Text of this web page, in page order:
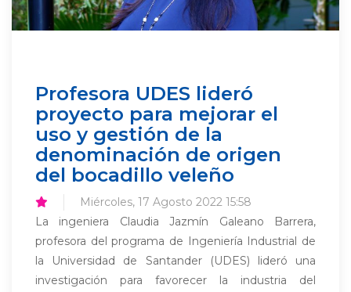
Profesora UDES lideró
proyecto para mejorar el
uso y gestión de la
denominación de origen
del bocadillo veleño
Miércoles, 17 Agosto 2022 15:58
La ingeniera Claudia Jazmín Galeano Barrera,
profesora del programa de Ingeniería Industrial de
la Universidad de Santander (UDES) lideró una
investigación para favorecer la industria del